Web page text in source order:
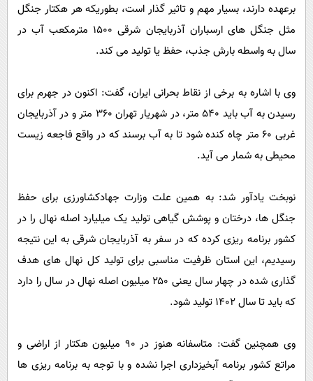
برعهده دارند، بسیار مهم و تاثیر گذار است، بطوریکه هر هکتار جنگل
مثل جنگل های ارسباران آذربایجان شرقی ۱۵۰۰ مترمکعب آب در
سال به واسطه بارش جذب، حفظ یا تولید می کند.
وی با اشاره به برخی از نقاط بحرانی ایران، گفت: اکنون در جهرم برای
رسیدن به آب باید ۵۴۰ متر، در شهریار تهران ۳۶۰ متر و در آذربایجان
غربی ۶۰ متر چاه کنده شود تا به آب برسند که در واقع فاجعه زیست
محیطی به شمار می آید.
نوبخت یادآور شد: به همین علت وزارت جهادکشاورزی برای حفظ
جنگل ها، درختان و پوشش گیاهی تولید یک میلیارد اصله نهال را در
کشور برنامه ریزی کرده که در سفر به آذربایجان شرقی به این نتیجه
رسیدیم، این استان ظرفیت مناسبی برای تولید کل نهال های هدف
گذاری شده در چهار سال یعنی ۲۵۰ میلیون اصله نهال در سال را دارد
که باید تا سال ۱۴۰۲ تولید شود.
وی همچنین گفت: متاسفانه هنوز در ۹۰ میلیون هکتار از اراضی و
مراتع کشور برنامه آبخیزداری اجرا نشده و با توجه به برنامه ریزی ها